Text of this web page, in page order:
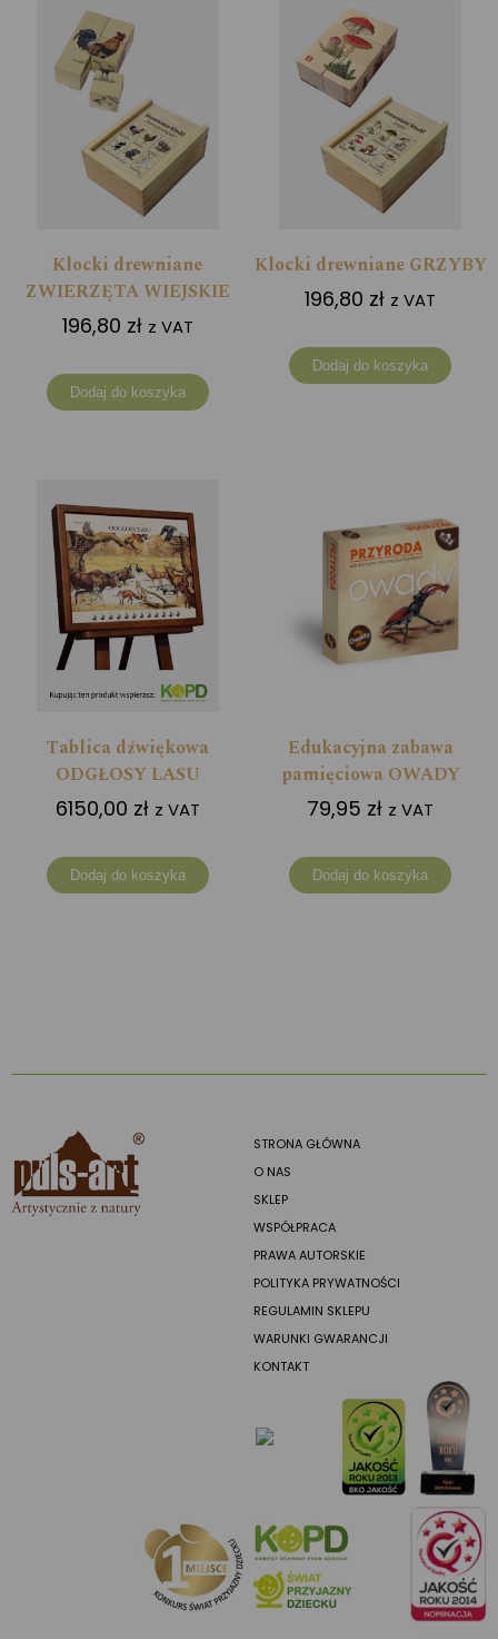
Klocki drewniane
ZWIERZĘTA WIEJSKIE
196,80 zł z VAT
Dodaj do koszyka
Klocki drewniane GRZYBY
196,80 zł z VAT
Dodaj do koszyka
Tablica dźwiękowa
ODGŁOSY LASU
6150,00 zł z VAT
Dodaj do koszyka
Edukacyjna zabawa
pamięciowa OWADY
79,95 zł z VAT
Dodaj do koszyka
STRONA GŁÓWNA
O NAS
SKLEP
WSPÓŁPRACA
PRAWA AUTORSKIE
POLITYKA PRYWATNOŚCI
REGULAMIN SKLEPU
WARUNKI GWARANCJI
KONTAKT